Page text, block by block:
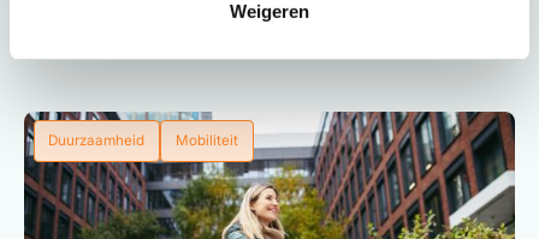
Weigeren
Duurzaamheid Mobiliteit